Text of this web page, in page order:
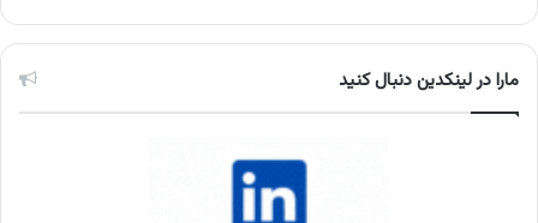
مارا در لینکدین دنبال کنید